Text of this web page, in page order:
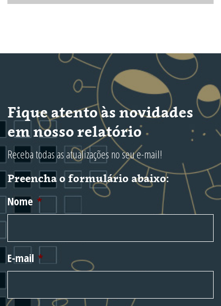
Fique atento às novidades
em nosso relatório
Receba todas as atualizações no seu e-mail!
Preencha o formulário abaixo:
Nome *
E-mail *